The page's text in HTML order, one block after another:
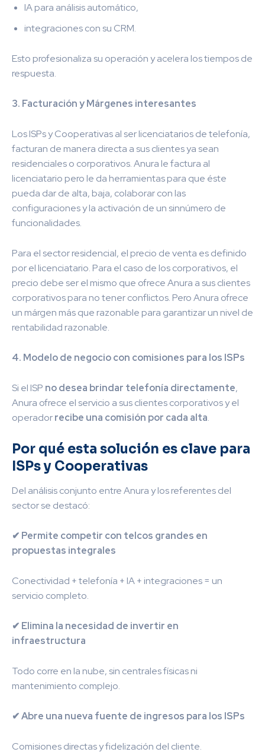
IA para análisis automático,
integraciones con su CRM.
Esto profesionaliza su operación y acelera los tiempos de
respuesta.
3. Facturación y Márgenes interesantes
Los ISPs y Cooperativas al ser licenciatarios de telefonía,
facturan de manera directa a sus clientes ya sean
residenciales o corporativos. Anura le factura al
licenciatario pero le da herramientas para que éste
pueda dar de alta, baja, colaborar con las
configuraciones y la activación de un sinnúmero de
funcionalidades.
Para el sector residencial, el precio de venta es definido
por el licenciatario. Para el caso de los corporativos, el
precio debe ser el mismo que ofrece Anura a sus clientes
corporativos para no tener conflictos. Pero Anura ofrece
un márgen más que razonable para garantizar un nivel de
rentabilidad razonable.
4. Modelo de negocio con comisiones para los ISPs
Si el ISP no desea brindar telefonía directamente,
Anura ofrece el servicio a sus clientes corporativos y el
operadorrecibe una comisión por cada alta.
Por qué esta solución es clave para
ISPs y Cooperativas
Del análisis conjunto entre Anura y los referentes del
sector se destacó:
✔ Permite competir con telcos grandes en
propuestas integrales
Conectividad + telefonía + IA + integraciones = un
servicio completo.
✔ Elimina la necesidad de invertir en
infraestructura
Todo corre en la nube, sin centrales físicas ni
mantenimiento complejo.
✔ Abre una nueva fuente de ingresos para los ISPs
Comisiones directas y fidelización del cliente.